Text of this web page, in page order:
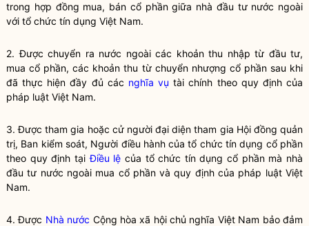
trong hợp đồng mua, bán cổ phần giữa nhà đầu tư nước ngoài
với tổ chức tín dụng Việt Nam.
2. Được chuyển ra nước ngoài các khoản thu nhập từ đầu tư,
muacổ phần, các khoản thu từ chuyển nhượng cổ phầnsau khi
đã thực hiện đầy đủ các nghĩa vụ tài chính theo quy định của
pháp luật Việt Nam.
3. Được tham gia hoặc cử người đại diện tham gia Hội đồng quản
trị, Ban kiểm soát, Người điều hành củatổ chức tín dụng cổ phần
theo quy định tạiĐiều lệ của tổ chức tín dụng cổ phầnmà nhà
đầu tư nước ngoàimua cổ phần và quy định của pháp luậtViệt
Nam.
4. Được Nhà nước Cộng hòa xã hội chủ nghĩa Việt Nam bảo đảm